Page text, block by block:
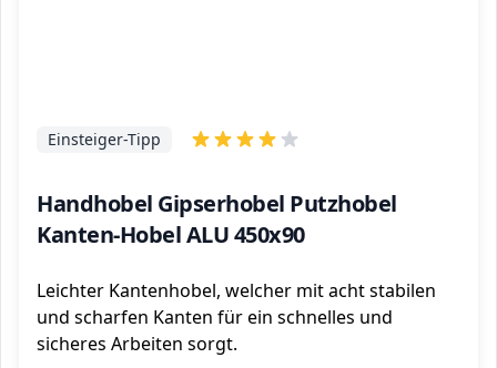
Handhobel Gipserhobel Putzhobel
Kanten-Hobel ALU 450x90
Einsteiger-Tipp
Leichter Kantenhobel, welcher mit acht stabilen
und scharfen Kanten für ein schnelles und
sicheres Arbeiten sorgt.